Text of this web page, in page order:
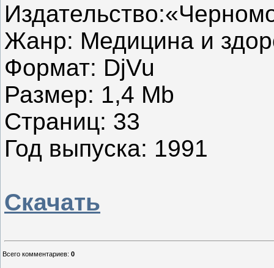
Жанр: Медицина и
Формат: DjVu
Размер: 1,4 Mb
Страниц: 33
Год выпуска: 1991
Скачать
Всего комментариев: 0